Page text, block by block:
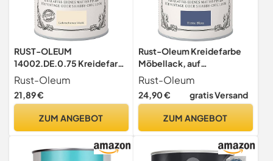
RUST-OLEUM
14002.DE.0.75 Kreidefarbe
DOSE 750ml gebrochenes
weiss
Rust-Oleum
21,89 €
ZUM ANGEBOT
Rust-Oleum Kreidefarbe
Möbellack, auf
Wasserbasis, hohe
Ergiebigkeit, kein Schleifen
oder Grundieren, Tinte
Rust-Oleum
24,90 € gratis Versand
ZUM ANGEBOT